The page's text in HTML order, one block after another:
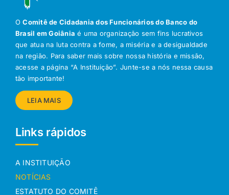
OComitê de Cidadania dos Funcionários do Banco do
Brasil em Goiânia é uma organização sem fins lucrativos
que atua na luta contra a fome, a miséria e a desigualdade
na região. Para saber mais sobre nossa história e missão,
acesse a página “A Instituição”. Junte-se a nós nessa causa
tão importante!
LEIA MAIS
Links rápidos
A INSTITUIÇÃO
NOTÍCIAS
ESTATUTO DO COMITÊ